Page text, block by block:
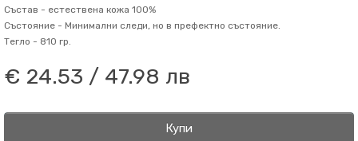
Състав - естествена кожа 100%
Състояние - Минимални следи, но в префектно състояние.
Тегло - 810 гр.
€ 24.53 / 47.98 лв
Купи